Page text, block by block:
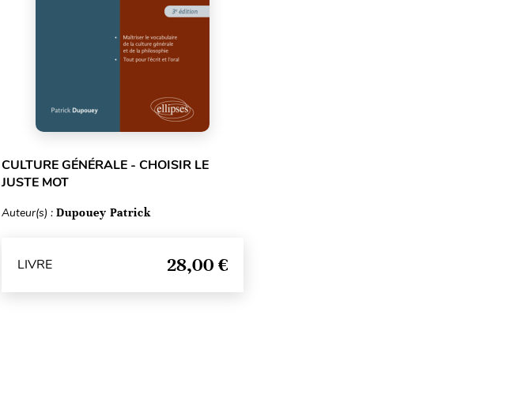
CULTURE GÉNÉRALE - CHOISIR LE
JUSTE MOT
Auteur(s) : Dupouey Patrick
LIVRE 28,00 €